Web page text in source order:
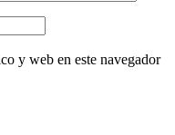
y web en este navegador